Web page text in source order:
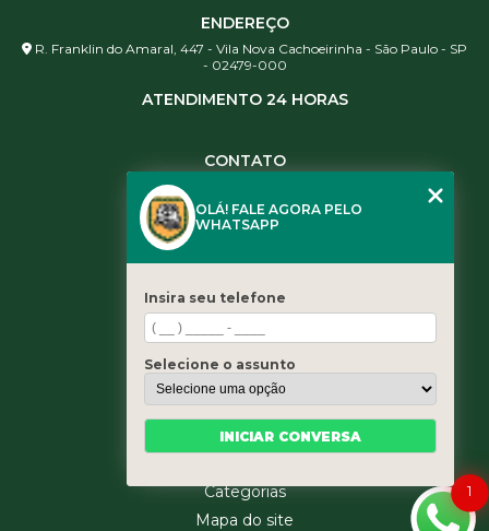
ENDEREÇO
R. Franklin do Amaral, 447 - Vila Nova Cachoeirinha - São Paulo - SP
- 02479-000
ATENDIMENTO 24 HORAS
CONTATO
(11) 3461-5871
contato@leaoservicos.com.br
Home
Quem somos
Serviços
Blog
Categorias
Mapa do site
1
OLÁ! FALE AGORA PELO
WHATSAPP
Insira seu telefone
Selecione o assunto
INICIAR CONVERSA